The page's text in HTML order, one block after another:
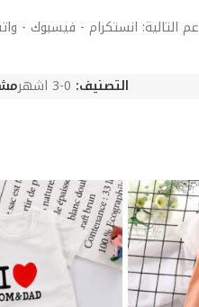
التالية: انستكرام - فيسبوك -
التصنيف: 0-3 اشهر